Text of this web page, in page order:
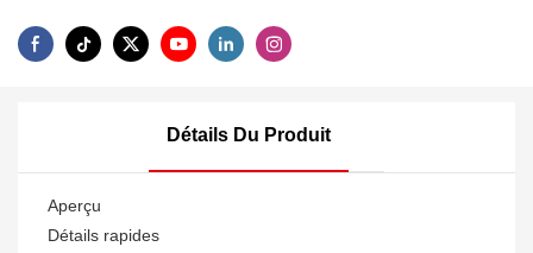
Détails Du Produit
Aperçu
Détails rapides